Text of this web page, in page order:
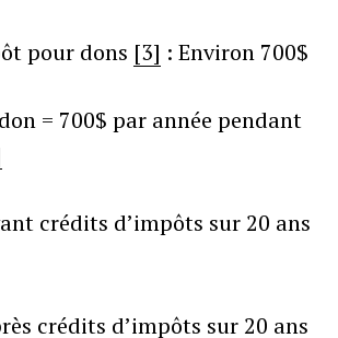
pour dons [3] : Environ 700$
= 700$ par année pendant
crédits d’impôts sur 20 ans
crédits d’impôts sur 20 ans